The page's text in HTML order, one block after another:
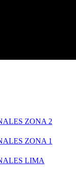
ZONA 2
ZONA 1
LIMA